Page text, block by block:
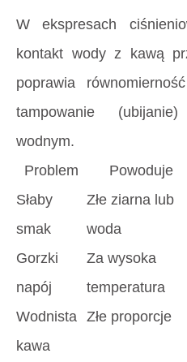
W ekspresach
kontakt wody z kawą
poprawia
tampowanie
wodnym.
Problem
Powoduje
Słaby
smak
Złe ziarna lub
woda
Gorzki
napój
Za wysoka
temperatura
Wodnista
kawa
Złe proporcje